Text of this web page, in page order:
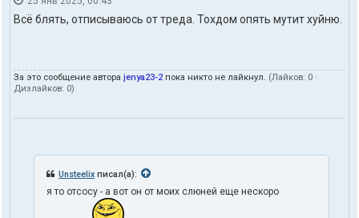
Всё блять, отписываюсь от треда. Тохдом опять мутит хуйню.
За это сообщение автора jenya23-2 пока никто не лайкнул. (Лайков: 0 ·
Дизлайков: 0)
Unsteelix писал(а):
я то отсосу - а вот он от моих слюней еще нескоро